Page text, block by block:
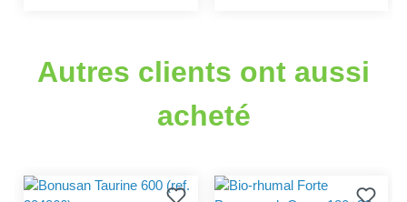
Autres clients ont aussi
acheté